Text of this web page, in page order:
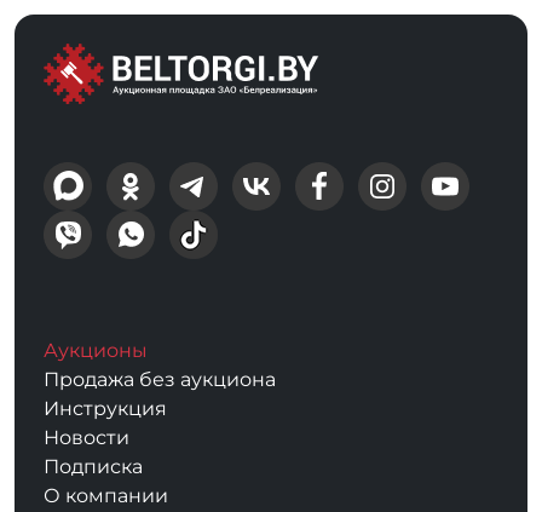
Аукционы
Продажа без аукциона
Инструкция
Новости
Подписка
О компании